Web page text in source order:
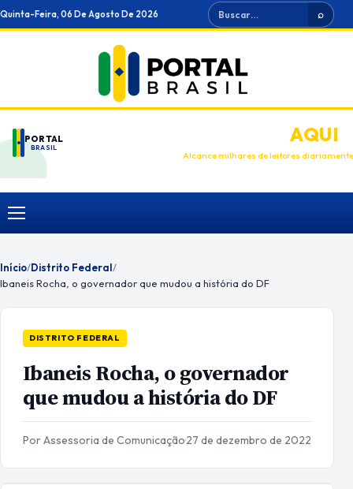
Ir
para
Quinta-Feira, 06 De Agosto De 2026 Buscar ⌕
PORTAL
BRASIL
ANUNCIEAQUI
Alcance milhares de leitores diariamente
Menu
Início/Distrito Federal/
Ibaneis Rocha, o governador que mudou a história do DF
DISTRITO FEDERAL
Ibaneis Rocha, o governador
que mudou a história do DF
Por Assessoria de Comunicação·27 de dezembro de 2022